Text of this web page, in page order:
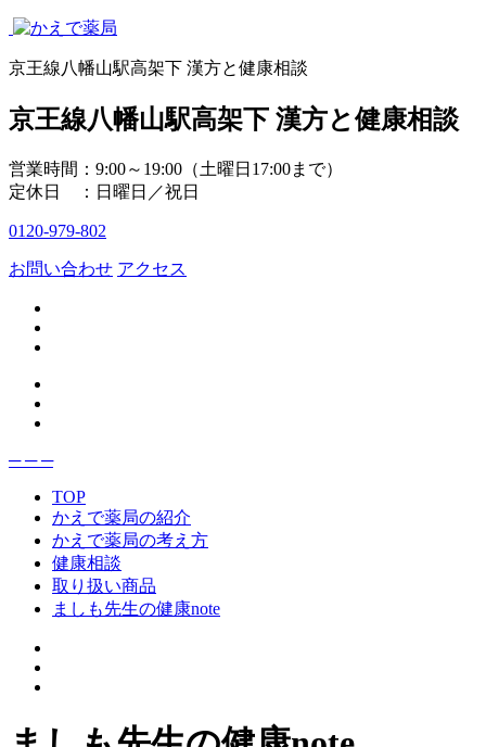
京王線八幡山駅高架下 漢方と健康相談
京王線八幡山駅高架下 漢方と健康相談
営業時間：9:00～19:00（土曜日17:00まで）
定休日 ：日曜日／祝日
0120-979-802
お問い合わせ アクセス
─ ─ ─
TOP
かえで薬局の紹介
かえで薬局の考え方
健康相談
取り扱い商品
ましも先生の健康note